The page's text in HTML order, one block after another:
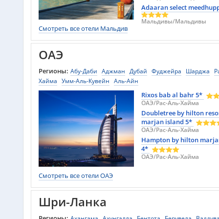
Adaaran select
Мальдивы/Мальдивы
Смотреть все отели Мальдив
ОАЭ
Регионы: Абу-Даби Аджман Дубай Фуджейра Шарджа
Хайма Умм-Аль-Кувейн Аль-Айн
Rixos bab al bahr 5*
ОАЭ/Рас-Аль-Хайма
Doubletree by hilton
marjan island 5*
ОАЭ/Рас-Аль-Хайма
Hampton by hilton
4*
ОАЭ/Рас-Аль-Хайма
Смотреть все отели ОАЭ
Шри-Ланка